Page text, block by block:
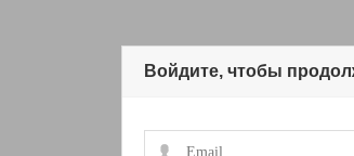
Войдите, чтобы
Email